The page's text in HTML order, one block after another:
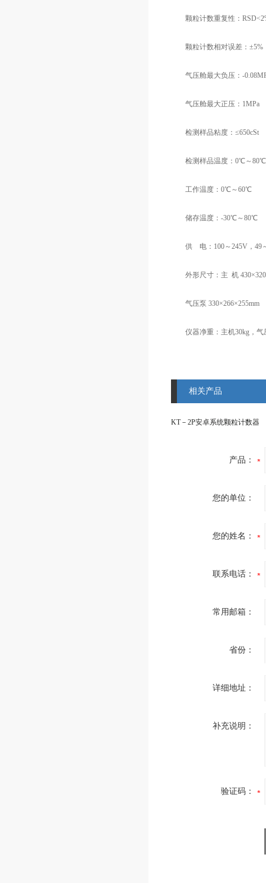
颗粒计数重复性：
颗粒计数相对误差：±5%
气压舱最大负压：-
气压舱最大正压：1MPa
检测样品粘度：≤650cSt
检测样品温度：0℃～80℃
工作温度：0℃～60℃
储存温度：-30℃～80℃
供 电：100～245V，49
外形尺寸：主 机
气压泵 330×266×255mm
仪器净重：主机30kg，气
相关产品
KT－2P安卓系统颗粒计数器
产品：
您的单位：
您的姓名：
联系电话：
常用邮箱：
省份：
详细地址：
补充说明：
验证码：